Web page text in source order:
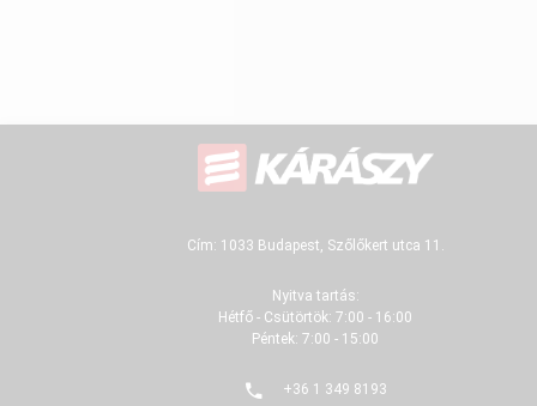
Cím: 1033 Budapest, Szőlőkert utca 11.
Nyitva tartás:
Hétfő - Csütörtök: 7:00 - 16:00
Péntek: 7:00 - 15:00
+36 1 349 8193